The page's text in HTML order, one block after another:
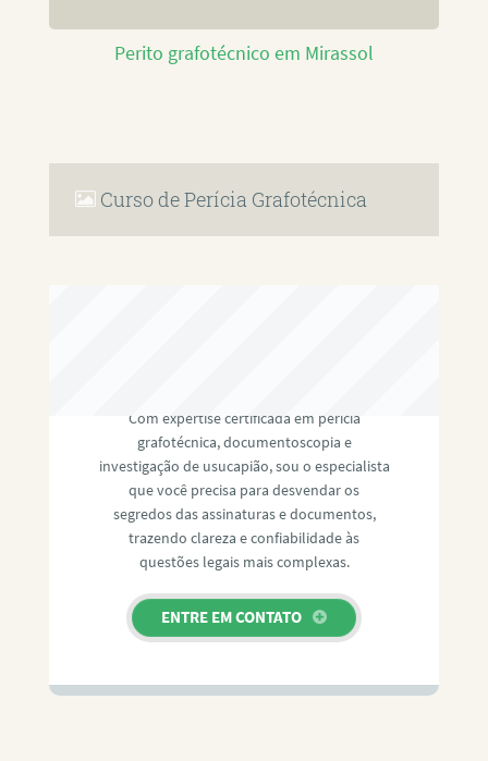
Perito grafotécnico em Mirassol
Curso de Perícia Grafotécnica
Com expertise certificada em perícia
grafotécnica, documentoscopia e
investigação de usucapião, sou o especialista
que você precisa para desvendar os
segredos das assinaturas e documentos,
trazendo clareza e confiabilidade às
questões legais mais complexas.
ENTRE EM CONTATO